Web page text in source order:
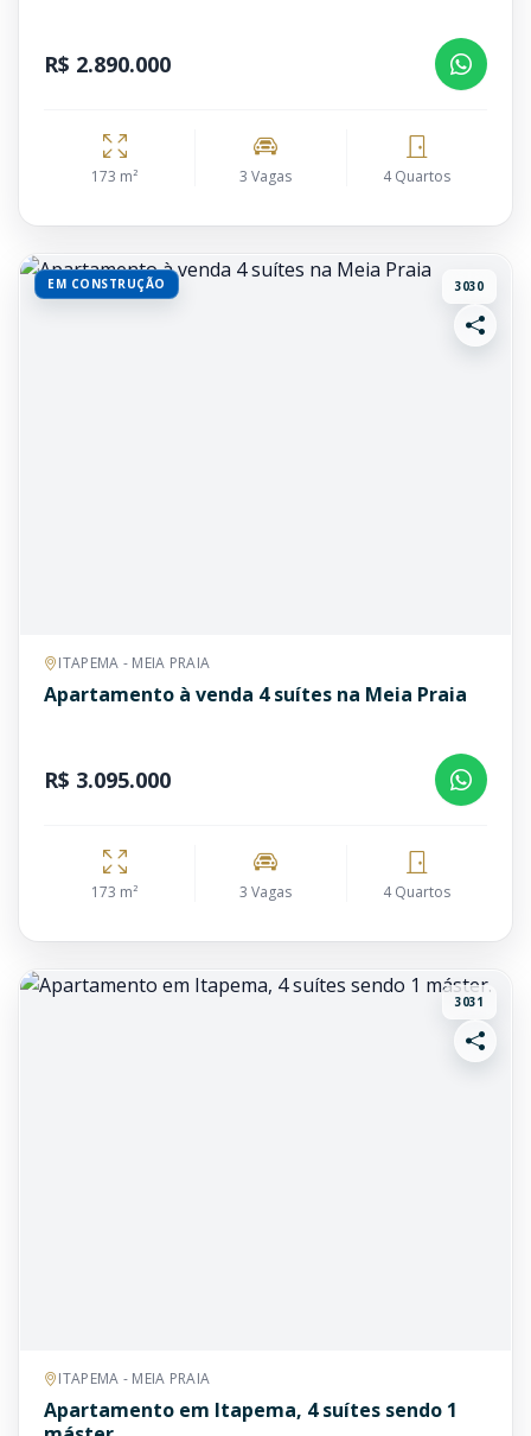
R$ 2.890.000
173 m² 3 Vagas 4 Quartos
EM CONSTRUÇÃO 3030
ITAPEMA - MEIA PRAIA
Apartamento à venda 4 suítes na Meia Praia
R$ 3.095.000
173 m² 3 Vagas 4 Quartos
3031
ITAPEMA - MEIA PRAIA
Apartamento em Itapema, 4 suítes sendo 1